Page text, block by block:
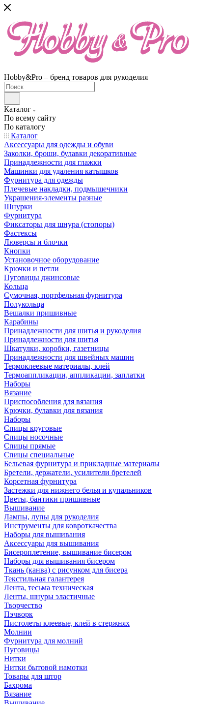
Hobby&Pro – бренд товаров для рукоделия
Каталог
По всему сайту
По каталогу
Каталог
Аксессуары для одежды и обуви
Заколки, броши, булавки декоративные
Принадлежности для глажки
Машинки для удаления катышков
Фурнитура для одежды
Плечевые накладки, подмышечники
Украшения-элементы разные
Шнурки
Фурнитура
Фиксаторы для шнура (стопоры)
Фастексы
Люверсы и блочки
Кнопки
Установочное оборудование
Крючки и петли
Пуговицы джинсовые
Кольца
Сумочная, портфельная фурнитура
Полукольца
Вешалки пришивные
Карабины
Принадлежности для шитья и рукоделия
Принадлежности для шитья
Шкатулки, коробки, газетницы
Принадлежности для швейных машин
Термоклеевые материалы, клей
Термоаппликации, аппликации, заплатки
Наборы
Вязание
Приспособления для вязания
Крючки, булавки для вязания
Наборы
Спицы круговые
Спицы носочные
Спицы прямые
Спицы специальные
Бельевая фурнитура и прикладные материалы
Бретели, держатели, усилители бретелей
Корсетная фурнитура
Застежки для нижнего белья и купальников
Цветы, бантики пришивные
Вышивание
Лампы, лупы для рукоделия
Инструменты для ковроткачества
Наборы для вышивания
Аксессуары для вышивания
Бисероплетение, вышивание бисером
Наборы для вышивания бисером
Ткань (канва) с рисунком для бисера
Текстильная галантерея
Лента, тесьма техническая
Ленты, шнуры эластичные
Творчество
Пэчворк
Пистолеты клеевые, клей в стержнях
Молнии
Фурнитура для молний
Пуговицы
Нитки
Нитки бытовой намотки
Товары для штор
Бахрома
Вязание